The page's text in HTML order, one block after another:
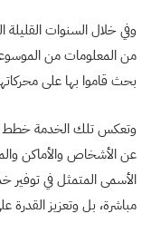
وفي خلال السنوات القليلة
من المعلومات من
بحث قاموا بها على
وتعكس تلك الخدمة خطط
عن الأشخاص والأماكن
الأسمى المتمثل في توفير
مباشرة، بل وتعزيز